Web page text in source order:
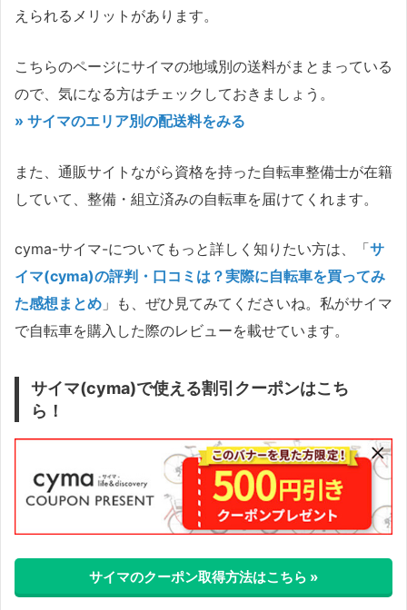
えられるメリットがあります。
こちらのページにサイマの地域別の送料がまとまっている
ので、気になる方はチェックしておきましょう。
» サイマのエリア別の配送料をみる
また、通販サイトながら資格を持った自転車整備士が在籍
していて、整備・組立済みの自転車を届けてくれます。
cyma-サイマ-についてもっと詳しく知りたい方は、「サ
イマ(cyma)の評判・口コミは？実際に自転車を買ってみ
た感想まとめ 」も、ぜひ見てみてくださいね。私がサイマ
で自転車を購入した際のレビューを載せています。
サイマ(cyma)で使える割引クーポンはこち
ら！
サイマのクーポン取得方法はこちら »